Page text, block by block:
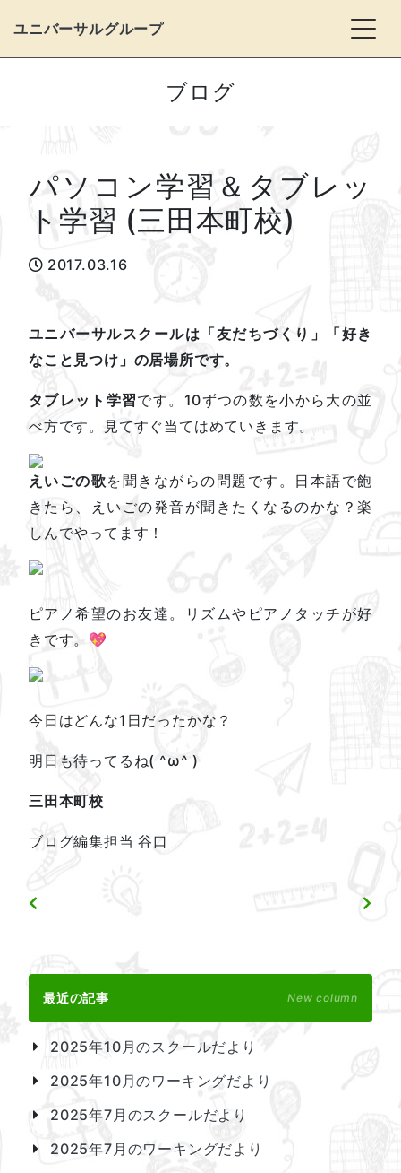
ユニバーサルグループ
ブログ
パソコン学習＆タブレッ
ト学習 (三田本町校)
2017.03.16
ユニバーサルスクールは「友だちづくり」「好き
なこと見つけ」の居場所です。
タブレット学習です。10ずつの数を小から大の並
べ方です。見てすぐ当てはめていきます。
えいごの歌を聞きながらの問題です。日本語で飽
きたら、えいごの発音が聞きたくなるのかな？楽
しんでやってます！
ピアノ希望のお友達。リズムやピアノタッチが好
きです。💖
今日はどんな1日だったかな？
明日も待ってるね( ^ω^ )
三田本町校
ブログ編集担当 谷口
最近の記事 New column
2025年10月のスクールだより
2025年10月のワーキングだより
2025年7月のスクールだより
2025年7月のワーキングだより